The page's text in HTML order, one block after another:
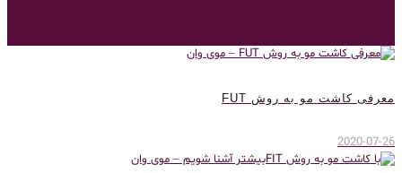
معرفی کاشت مو به روش FUT
2020-07-26